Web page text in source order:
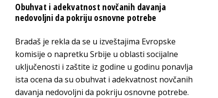
Obuhvat i adekvatnost novčanih davanja
nedovoljni da pokriju osnovne potrebe
Bradaš je rekla da se u izveštajima Evropske
komisije o napretku Srbije u oblasti socijalne
uključenosti i zaštite iz godine u godinu ponavlja
ista ocena da su obuhvat i adekvatnost novčanih
davanja nedovoljni da pokriju osnovne potrebe.